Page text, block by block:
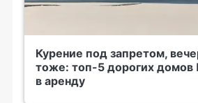
Курение под запретом,
тоже: топ-5 дорогих домов
в аренду